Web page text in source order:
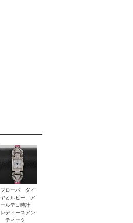
ブローバ ダイ
ヤとルビー ア
ールデコ時計
レディースアン
ティーク